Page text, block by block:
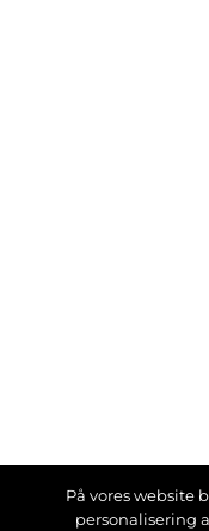
På vores website
personalisering